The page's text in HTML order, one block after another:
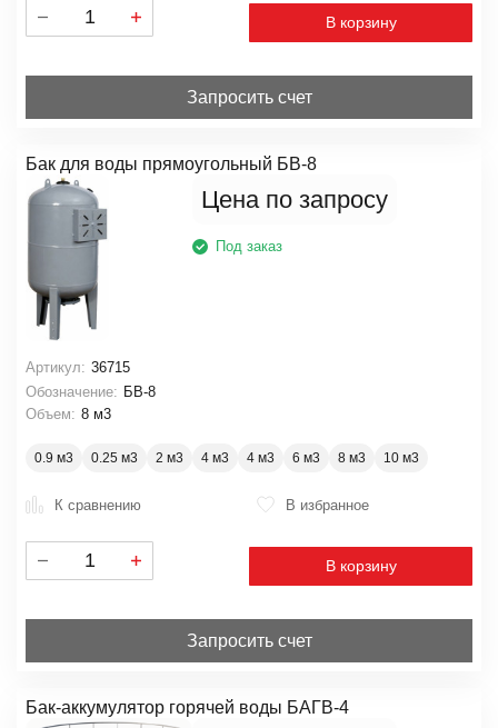
В корзину
Запросить счет
Бак для воды прямоугольный БВ-8
Цена по запросу
Под заказ
Артикул: 36715
Обозначение: БВ-8
Объем: 8 м3
0.9 м3 0.25 м3 2 м3 4 м3 4 м3 6 м3 8 м3 10 м3
К сравнению В избранное
В корзину
Запросить счет
Бак-аккумулятор горячей воды БАГВ-4